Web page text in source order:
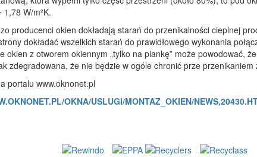
1,78 W/m²K.
producenci okien dokładają starań do przenikalności cieplnej
dokładać wszelkich starań do prawidłowego wykonania
okien z otworem okiennym „tylko na piankę” może powodować,
zdegradowana, że nie będzie w ogóle chronić prze przenikaniem
portalu www.oknonet.pl
OKNA/USLUGI/MONTAZ_OKIEN/